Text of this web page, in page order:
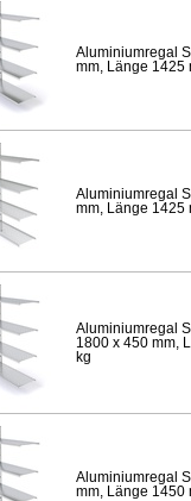
Aluminiumregal
mm, Länge 1425
Aluminiumregal
mm, Länge 1425
Aluminiumregal
1800 x 450 mm,
kg
Aluminiumregal
mm, Länge 1450